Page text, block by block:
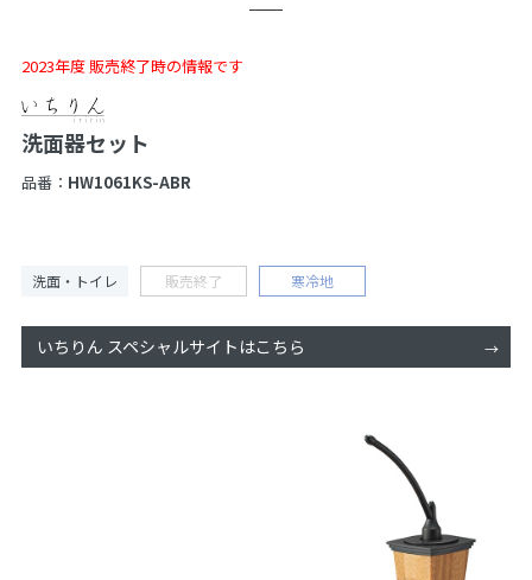
2023年度 販売終了時の情報です
洗面器セット
品番： HW1061KS-ABR
洗面・トイレ 販売終了 寒冷地
いちりん スペシャルサイトはこちら